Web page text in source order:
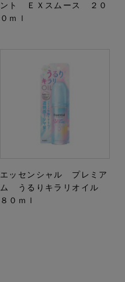
ント ＥＸスムース ２０
０ｍｌ
エッセンシャル プレミア
ム うるりキラリオイル
８０ｍｌ